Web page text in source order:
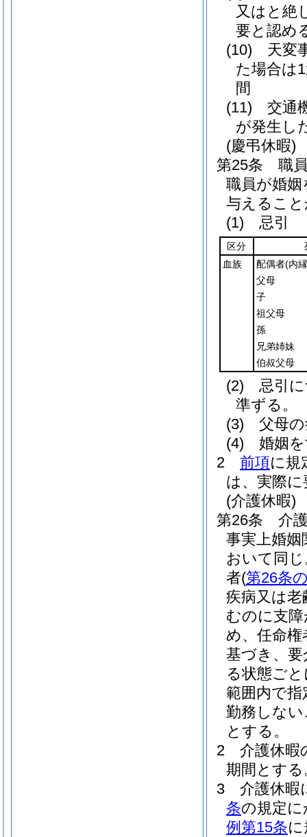
又はと絶
要と認め
(10)
天変
た場合は
間
(11)
交通
が発生し
(慶弔休暇)
第25条
職
職員が婚
与えるこ
(1)
忌引
区分
血族
配偶者(内
父母
子
祖父母
孫
兄弟姉妹
伯叔父母
(2)
忌引
準ずる。
(3)
父母
(4)
婚姻
2
前項に規
は、実際
(介護休暇)
第26条
介
事実上婚
おいて同じ
者(第26条
疾病又は
むのに支
め、任命
基づき、
る状態ご
範囲内で
勤務しな
とする。
2
介護休暇
期間とする
3
介護休暇
条の規定
例第15条